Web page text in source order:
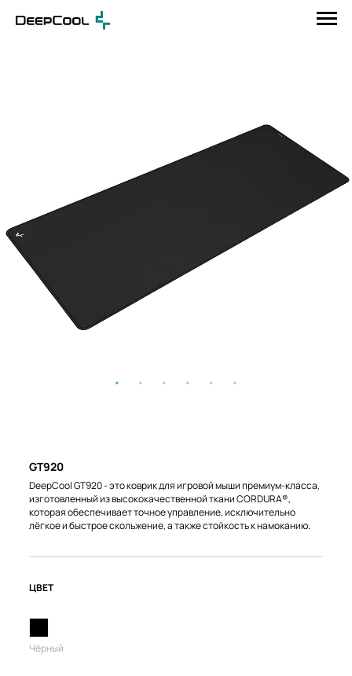
GT920
DeepCool GT920 - это коврик для игровой мыши премиум-класса,
изготовленный из высококачественной ткани CORDURA®,
которая обеспечивает точное управление, исключительно
лёгкое и быстрое скольжение, а также стойкость к намоканию.
ЦВЕТ
Чёрный